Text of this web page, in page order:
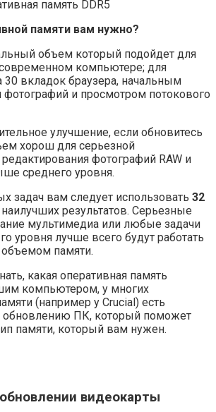
памяти вам нужно?
объем который подойдет для
компьютере; для
30 вкладок браузера, начальным
и просмотром потокового
улучшение, если обновитесь
хорош для серьезной
фотографий RAW и
среднего уровня.
задач вам следует использовать 32
результатов. Серьезные
мультимедиа или любые задачи
уровня лучше всего будут работать
памяти.
какая оперативная память
компьютером, у многих
(например у Crucial) есть
обновлению ПК, который поможет
памяти, который вам нужен.
видеокарты